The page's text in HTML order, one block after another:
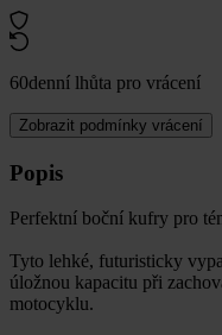
60denní lhůta pro vrácení
Zobrazit podmínky vrácení
Popis
Perfektní boční kufry pro
Tyto lehké, futuristicky
úložnou kapacitu při
motocyklu.